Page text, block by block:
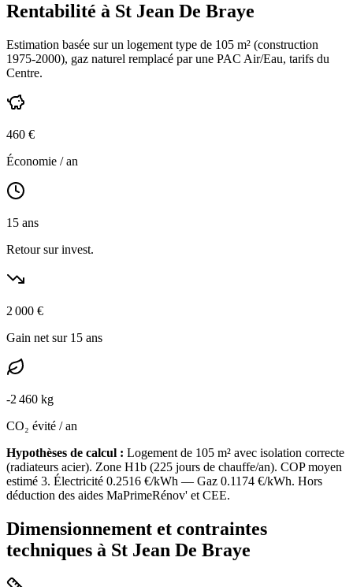
Rentabilité à St Jean De Braye
Estimation basée sur un logement type de 105 m² (construction
1975-2000), gaz naturel remplacé par une PAC Air/Eau, tarifs du
Centre.
460 €
Économie / an
15 ans
Retour sur invest.
2 000 €
Gain net sur 15 ans
-2 460 kg
CO₂ évité / an
Hypothèses de calcul : Logement de 105 m² avec isolation correcte
(radiateurs acier). Zone H1b (225 jours de chauffe/an). COP moyen
estimé 3. Électricité 0.2516 €/kWh — Gaz 0.1174 €/kWh. Hors
déduction des aides MaPrimeRénov' et CEE.
Dimensionnement et contraintes
techniques à St Jean De Braye